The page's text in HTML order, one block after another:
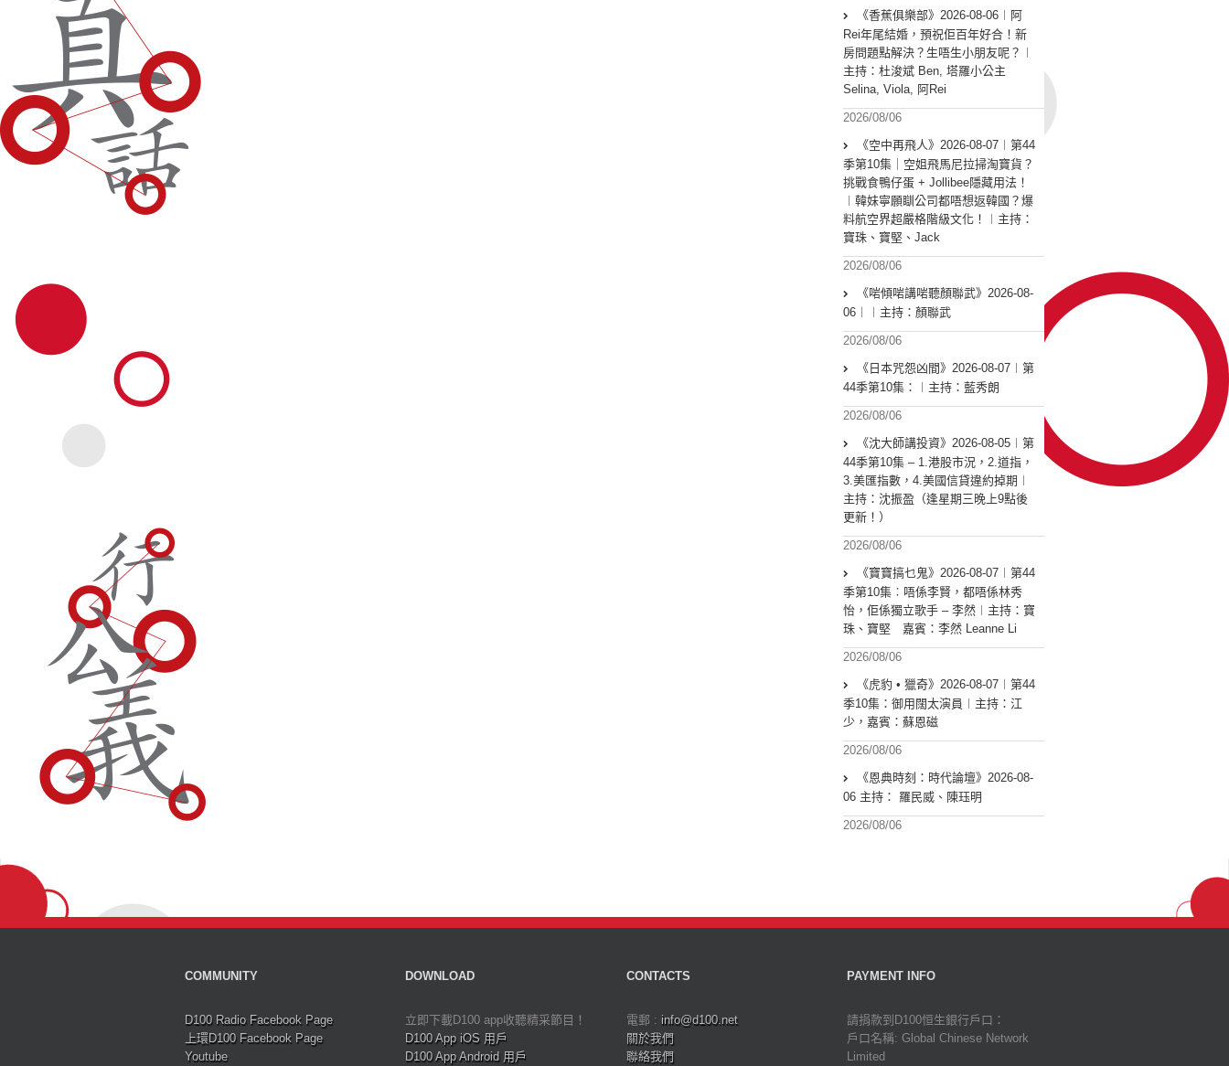
《香蕉俱樂部》2026-08-06︱阿
Rei年尾結婚，預祝佢百年好合！新
房問題點解決？生唔生小朋友呢？︱
主持：杜浚斌 Ben, 塔羅小公主
Selina, Viola, 阿Rei
2026/08/06
《空中再飛人》2026-08-07︱第44
季第10集｜空姐飛馬尼拉掃淘寶貨？
挑戰食鴨仔蛋 + Jollibee隱藏用法！
︱韓妹寧願瞓公司都唔想返韓國？爆
料航空界超嚴格階級文化！︱主持：
寶珠、寶堅、Jack
2026/08/06
《啱傾啱講啱聽顏聯武》2026-08-
06︱︱主持：顏聯武
2026/08/06
《日本咒怨凶間》2026-08-07︱第
44季第10集：︱主持：藍秀朗
2026/08/06
《沈大師講投資》2026-08-05︱第
44季第10集 – 1.港股市況，2.道指，
3.美匯指數，4.美國信貸違約掉期︱
主持：沈振盈（逢星期三晚上9點後
更新！）
2026/08/06
《寶寶搞乜鬼》2026-08-07︱第44
季第10集︰唔係李賢，都唔係林秀
怡，佢係獨立歌手 – 李然︱主持：寶
珠、寶堅 嘉賓：李然 Leanne Li
2026/08/06
《虎豹 • 獵奇》2026-08-07︱第44
季10集：御用闊太演員︱主持：江
少，嘉賓：蘇恩磁
2026/08/06
《恩典時刻：時代論壇》2026-08-
06 主持： 羅民威、陳珏明
2026/08/06
COMMUNITY
D100 Radio Facebook Page
上環D100 Facebook Page
Youtube
DOWNLOAD
立即下載D100 app收聽精采節目！
D100 App iOS 用戶
D100 App Android 用戶
CONTACTS
電郵 : info@d100.net
關於我們
聯絡我們
PAYMENT INFO
請捐款到D100恒生銀行戶口：
戶口名稱: Global Chinese Network
Limited